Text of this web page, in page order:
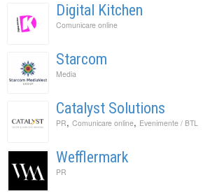
Digital Kitchen
Comunicare online
Starcom
Media
Catalyst Solutions
PR, Comunicare online, Evenimente / BTL
Wefflermark
PR